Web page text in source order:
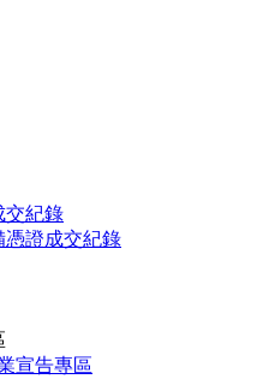
交紀錄
憑證成交紀錄
宣告專區